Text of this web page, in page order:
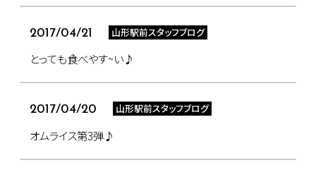
2017/04/21 山形駅前スタッフブログ
とっても食べやす~い♪
2017/04/20 山形駅前スタッフブログ
オムライス第3弾♪